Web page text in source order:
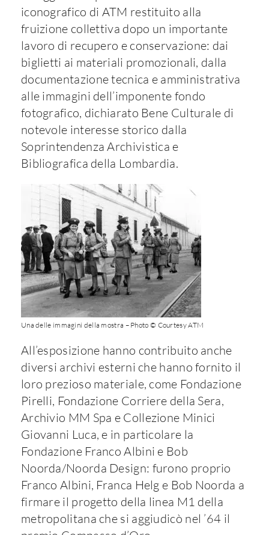
iconografico di ATM restituito alla
fruizione collettiva dopo un importante
lavoro di recupero e conservazione: dai
biglietti ai materiali promozionali, dalla
documentazione tecnica e amministrativa
alle immagini dell’imponente fondo
fotografico, dichiarato Bene Culturale di
notevole interesse storico dalla
Soprintendenza Archivistica e
Bibliografica della Lombardia.
Una delle immagini della mostra – Photo © Courtesy ATM
All’esposizione hanno contribuito anche
diversi archivi esterni che hanno fornito il
loro prezioso materiale, come Fondazione
Pirelli, Fondazione Corriere della Sera,
Archivio MM Spa e Collezione Minici
Giovanni Luca, e in particolare la
Fondazione Franco Albini e Bob
Noorda/Noorda Design: furono proprio
Franco Albini, Franca Helg e Bob Noorda a
firmare il progetto della linea M1 della
metropolitana che si aggiudicò nel ’64 il